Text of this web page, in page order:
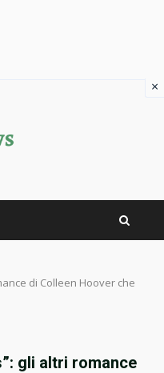
di Colleen Hoover che
gli altri romance
×